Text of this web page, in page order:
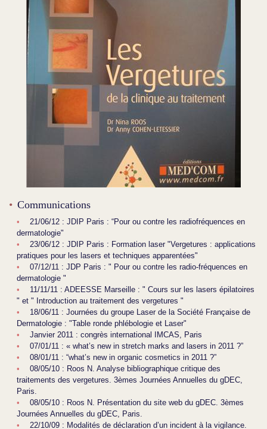
Communications
21/06/12 : JDIP Paris : “Pour ou contre les radiofréquences en
dermatologie"
23/06/12 : JDIP Paris : Formation laser "Vergetures : applications
pratiques pour les lasers et techniques apparentées"
07/12/11 : JDP Paris : " Pour ou contre les radio-fréquences en
dermatologie "
11/11/11 : ADEESSE Marseille : " Cours sur les lasers épilatoires
" et " Introduction au traitement des vergetures "
18/06/11 : Journées du groupe Laser de la Société Française de
Dermatologie : "Table ronde phlébologie et Laser"
Janvier 2011 : congrès international IMCAS, Paris
07/01/11 : « what’s new in stretch marks and lasers in 2011 ?”
08/01/11 : “what’s new in organic cosmetics in 2011 ?”
08/05/10 : Roos N. Analyse bibliographique critique des
traitements des vergetures. 3èmes Journées Annuelles du gDEC,
Paris.
08/05/10 : Roos N. Présentation du site web du gDEC. 3èmes
Journées Annuelles du gDEC, Paris.
22/10/09 : Modalités de déclaration d’un incident à la vigilance.